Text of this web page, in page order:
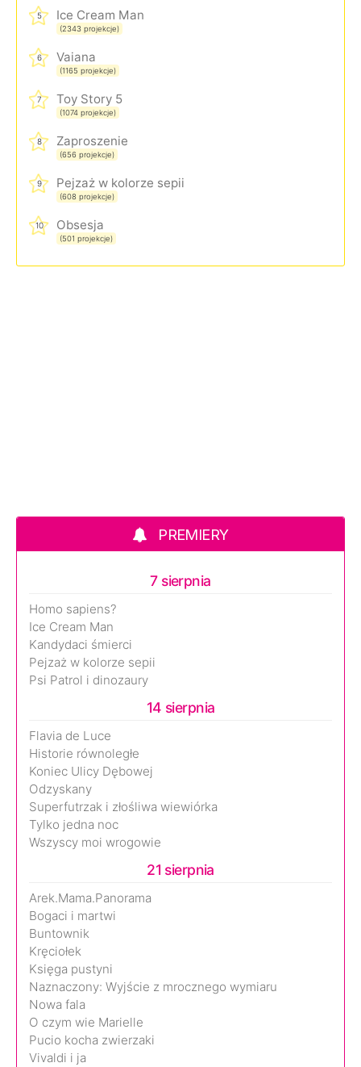
5 Ice Cream Man
(2343 projekcje)
6 Vaiana
(1165 projekcje)
7 Toy Story 5
(1074 projekcje)
8 Zaproszenie
(656 projekcje)
9 Pejzaż w kolorze sepii
(608 projekcje)
10 Obsesja
(501 projekcje)
PREMIERY
7 sierpnia
Homo sapiens?
Ice Cream Man
Kandydaci śmierci
Pejzaż w kolorze sepii
Psi Patrol i dinozaury
14 sierpnia
Flavia de Luce
Historie równoległe
Koniec Ulicy Dębowej
Odzyskany
Superfutrzak i złośliwa wiewiórka
Tylko jedna noc
Wszyscy moi wrogowie
21 sierpnia
Arek.Mama.Panorama
Bogaci i martwi
Buntownik
Kręciołek
Księga pustyni
Naznaczony: Wyjście z mrocznego wymiaru
Nowa fala
O czym wie Marielle
Pucio kocha zwierzaki
Vivaldi i ja